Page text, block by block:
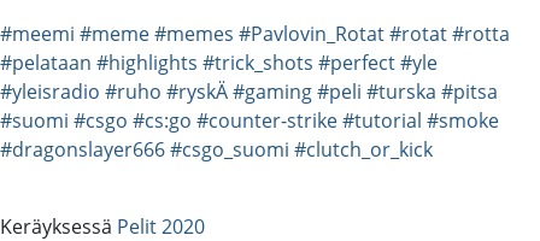
#meemi #meme#memes #Pavlovin_Rotat#rotat#rotta
#pelataan #highlights #trick_shots #perfect#yle
#yleisradio #ruho #ryskÄ#gaming#peli #turska #pitsa
#suomi #csgo #cs:go #counter-strike#tutorial #smoke
#dragonslayer666#csgo_suomi #clutch_or_kick
Keräyksessä Pelit 2020